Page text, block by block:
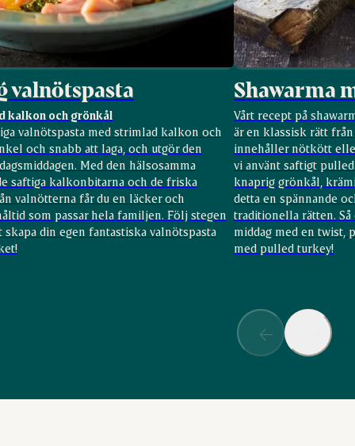
valnötspasta
kalkon och grönkål
valnötspasta med strimlad kalkon och
och snabb att laga, och utgör den
Med den hälsosamma
saftiga kalkonbitarna och de friska
valnötterna får du en läcker och
som passar hela familjen. Följ stegen
skapa din egen fantastiska valnötspasta
Shawarma
Vårt recept på
är en klassisk rätt
innehåller nötkött
vi använt saftigt
knaprig grönkål,
detta en spännande
traditionella rätten. Så
middag med en twist,
med pulled turkey!